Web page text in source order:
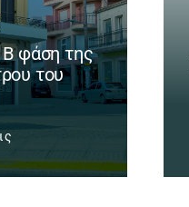
Β φάση της
του